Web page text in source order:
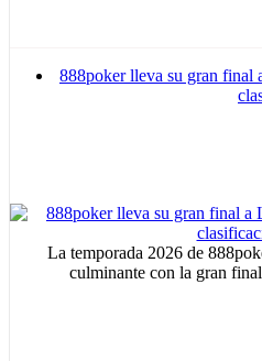
888poker lleva su gran final
La temporada 2026 de
culminante con la gran